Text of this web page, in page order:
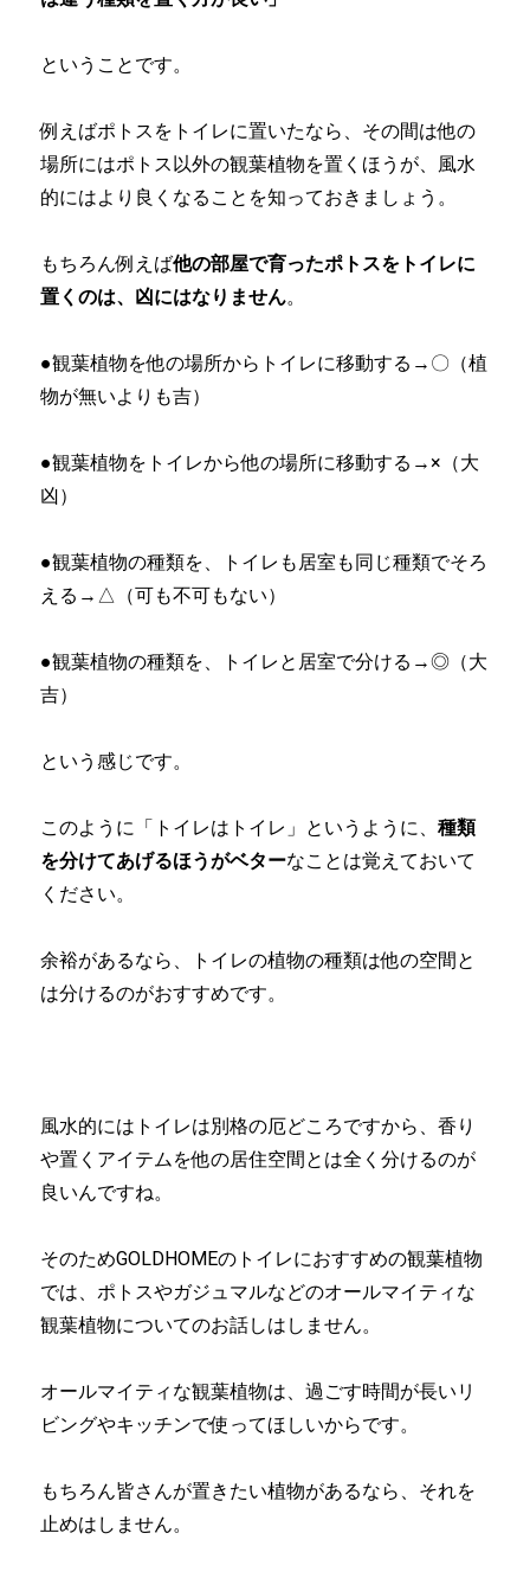
ということです。
例えばポトスをトイレに置いたなら、その間は他の
場所にはポトス以外の観葉植物を置くほうが、風水
的にはより良くなることを知っておきましょう。
もちろん例えば他の部屋で育ったポトスをトイレに
置くのは、凶にはなりません。
●観葉植物を他の場所からトイレに移動する→〇（植
物が無いよりも吉）
●観葉植物をトイレから他の場所に移動する→×（大
凶）
●観葉植物の種類を、トイレも居室も同じ種類でそろ
える→△（可も不可もない）
●観葉植物の種類を、トイレと居室で分ける→◎（大
吉）
という感じです。
このように「トイレはトイレ」というように、種類
を分けてあげるほうがベターなことは覚えておいて
ください。
余裕があるなら、トイレの植物の種類は他の空間と
は分けるのがおすすめです。
風水的にはトイレは別格の厄どころですから、香り
や置くアイテムを他の居住空間とは全く分けるのが
良いんですね。
そのためGOLDHOMEのトイレにおすすめの観葉植物
では、ポトスやガジュマルなどのオールマイティな
観葉植物についてのお話しはしません。
オールマイティな観葉植物は、過ごす時間が長いリ
ビングやキッチンで使ってほしいからです。
もちろん皆さんが置きたい植物があるなら、それを
止めはしません。